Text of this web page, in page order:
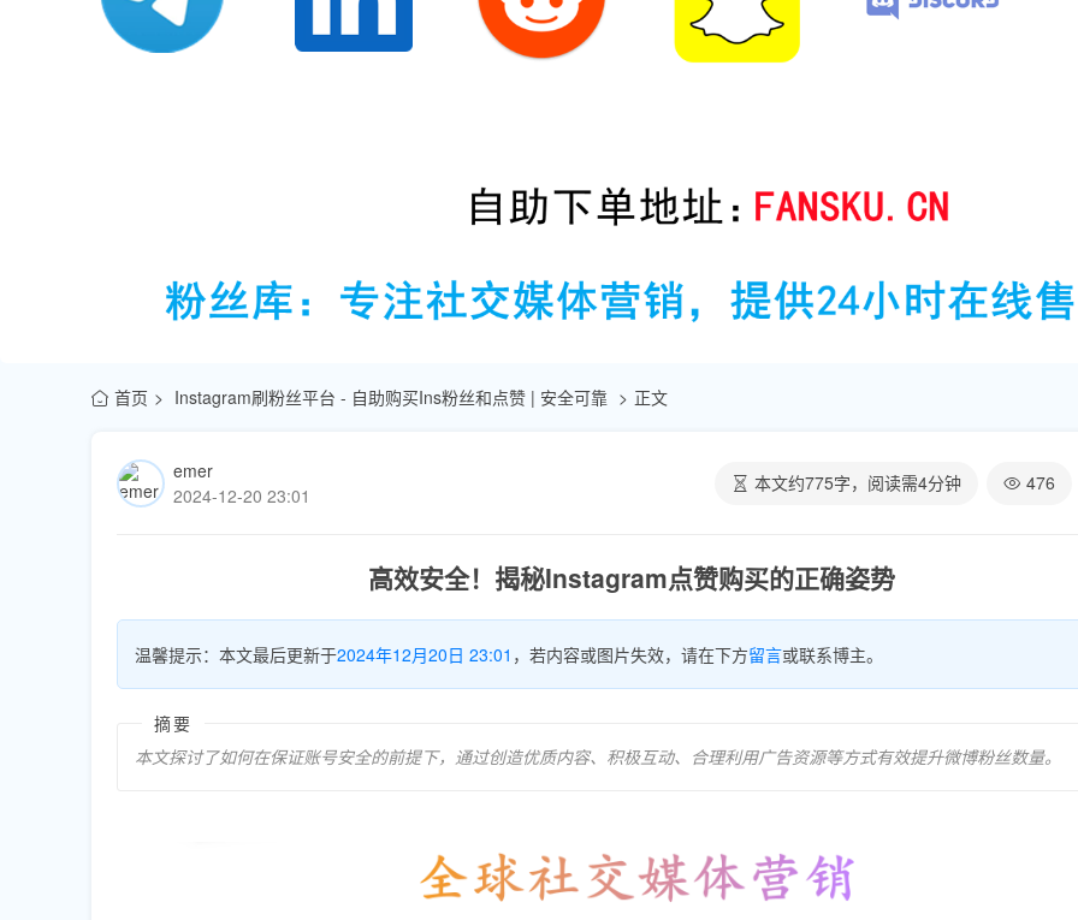
首页 Instagram刷粉丝平台 - 自助购买Ins粉丝和点赞 | 安全可靠 正文
emer
2024-12-20 23:01
本文约775字，阅读需4分钟 476
高效安全！揭秘Instagram点赞购买的正确姿势
温馨提示：本文最后更新于2024年12月20日 23:01 ，若内容或图片失效，请在下方留言或联系博主。
摘要
本文探讨了如何在保证账号安全的前提下，通过创造优质内容、积极互动、合理利用广告资源等方式有效提升微博粉丝数量。